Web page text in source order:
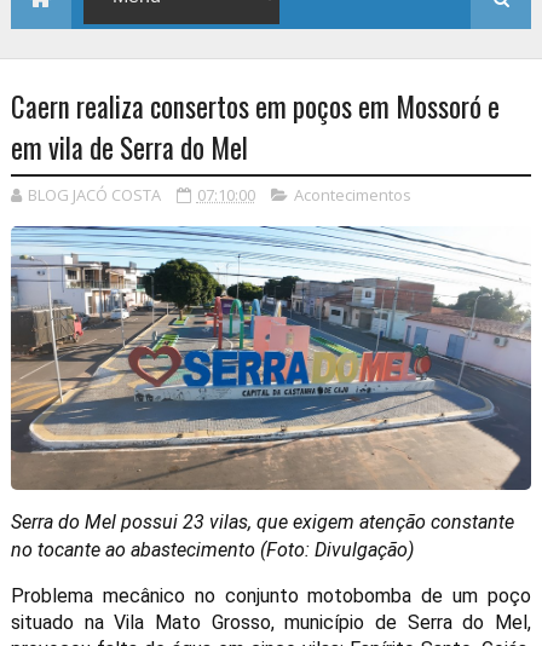
Caern realiza consertos em poços em Mossoró e
em vila de Serra do Mel
BLOG JACÓ COSTA 07:10:00 Acontecimentos
Serra do Mel possui 23 vilas, que exigem atenção constante
no tocante ao abastecimento (Foto: Divulgação)
Problema mecânico no conjunto motobomba de um poço
situado na Vila Mato Grosso, município de Serra do Mel,